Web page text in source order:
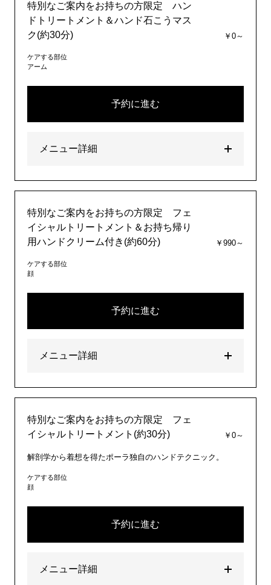
特別なご案内をお持ちの方限定 ハン
ドトリートメント＆ハンド石こうマス
ク(約30分)
￥0～
ケアする部位
アーム
予約に進む
メニュー詳細
特別なご案内をお持ちの方限定 フェ
イシャルトリートメント＆お持ち帰り
用ハンドクリーム付き(約60分)
￥990～
ケアする部位
顔
予約に進む
メニュー詳細
特別なご案内をお持ちの方限定 フェ
イシャルトリートメント(約30分)
￥0～
解剖学から着想を得たポーラ独自のハンドテクニック。
ケアする部位
顔
予約に進む
メニュー詳細